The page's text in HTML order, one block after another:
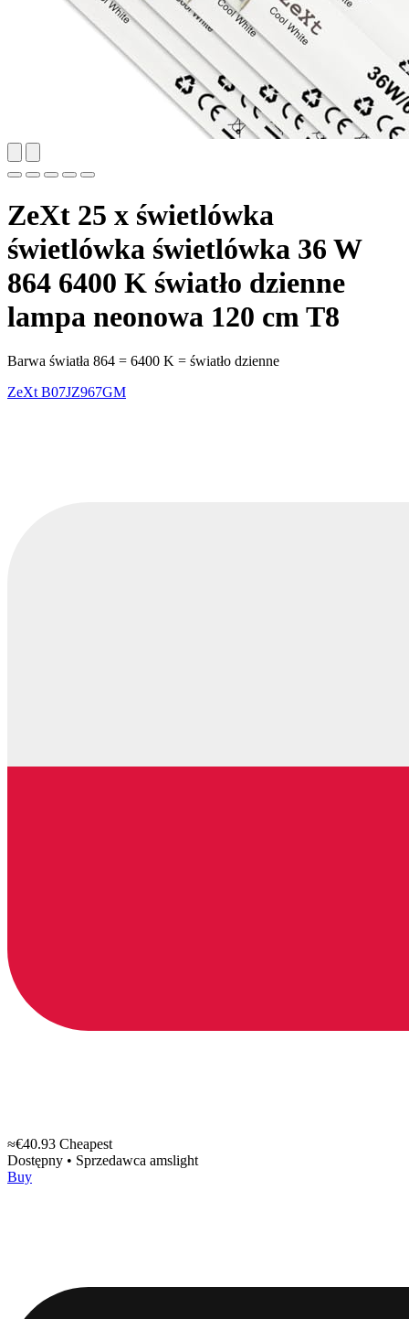
ZeXt 25 x świetlówka
świetlówka świetlówka 36 W
864 6400 K światło dzienne
lampa neonowa 120 cm T8
Barwa światła 864 = 6400 K = światło dzienne
ZeXt B07JZ967GM
≈€40.93 Cheapest
Dostępny • Sprzedawca amslight
Buy